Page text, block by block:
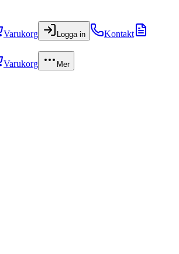
Varukorg Logga in
Kontakt
Varukorg Mer